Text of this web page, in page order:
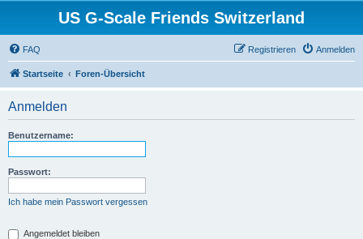
US G-Scale Friends Switzerland
FAQ Anmelden
Registrieren
Startseite Foren-Übersicht
Anmelden
Benutzername:
Passwort:
Ich habe mein Passwort vergessen
Angemeldet bleiben